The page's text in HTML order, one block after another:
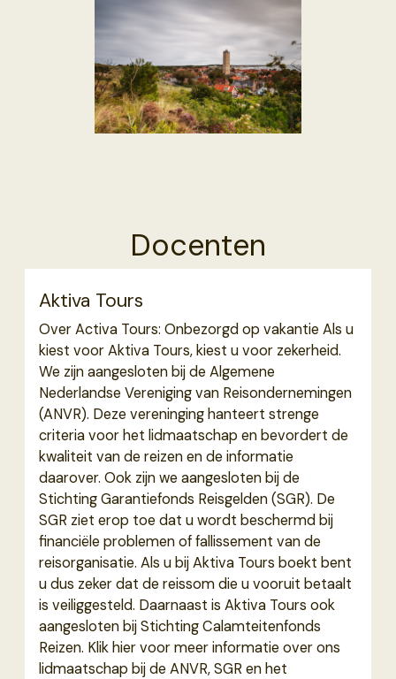
Docenten
Aktiva Tours
Over Activa Tours: Onbezorgd op vakantie Als u
kiest voor Aktiva Tours, kiest u voor zekerheid.
We zijn aangesloten bij de Algemene
Nederlandse Vereniging van Reisondernemingen
(ANVR). Deze vereninging hanteert strenge
criteria voor het lidmaatschap en bevordert de
kwaliteit van de reizen en de informatie
daarover. Ook zijn we aangesloten bij de
Stichting Garantiefonds Reisgelden (SGR). De
SGR ziet erop toe dat u wordt beschermd bij
financiële problemen of fallissement van de
reisorganisatie. Als u bij Aktiva Tours boekt bent
u dus zeker dat de reissom die u vooruit betaalt
is veiliggesteld. Daarnaast is Aktiva Tours ook
aangesloten bij Stichting Calamteitenfonds
Reizen. Klik hier voor meer informatie over ons
lidmaatschap bij de ANVR, SGR en het